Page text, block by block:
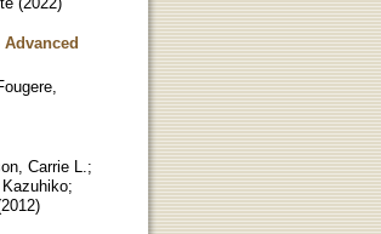
Carrie L. ;
;
2012)